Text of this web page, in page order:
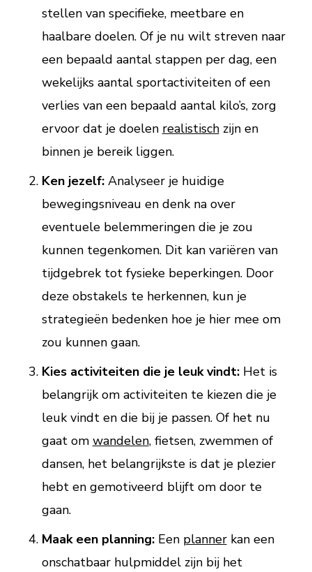
stellen van specifieke, meetbare en
haalbare doelen. Of je nu wilt streven naar
een bepaald aantal stappen per dag, een
wekelijks aantal sportactiviteiten of een
verlies van een bepaald aantal kilo’s, zorg
ervoor dat je doelen realistischzijn en
binnen je bereik liggen.
Ken jezelf:Analyseer je huidige
bewegingsniveau en denk na over
eventuele belemmeringen die je zou
kunnen tegenkomen. Dit kan variëren van
tijdgebrek tot fysieke beperkingen. Door
deze obstakels te herkennen, kun je
strategieën bedenken hoe je hier mee om
zou kunnen gaan.
Kies activiteiten die je leuk vindt:Het is
belangrijk om activiteiten te kiezen die je
leuk vindt en die bij je passen. Of het nu
gaat om wandelen, fietsen, zwemmen of
dansen, het belangrijkste is dat je plezier
hebt en gemotiveerd blijft om door te
gaan.
Maak een planning:Een plannerkan een
onschatbaar hulpmiddel zijn bij het